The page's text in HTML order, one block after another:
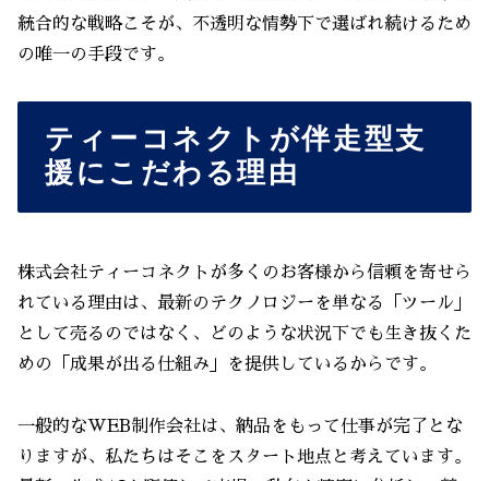
統合的な戦略こそが、不透明な情勢下で選ばれ続けるため
の唯一の手段です。
ティーコネクトが伴走型支
援にこだわる理由
株式会社ティーコネクトが多くのお客様から信頼を寄せら
れている理由は、最新のテクノロジーを単なる「ツール」
として売るのではなく、どのような状況下でも生き抜くた
めの「成果が出る仕組み」を提供しているからです。
一般的なWEB制作会社は、納品をもって仕事が完了とな
りますが、私たちはそこをスタート地点と考えています。